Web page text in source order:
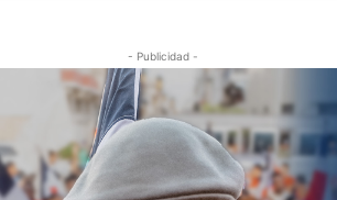
- Publicidad -